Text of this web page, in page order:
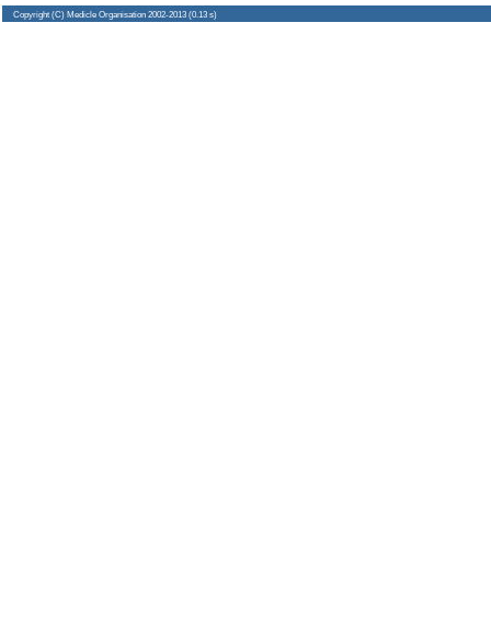
Copyright (C) Medicle Organisation 2002-2013 (0.13 s)